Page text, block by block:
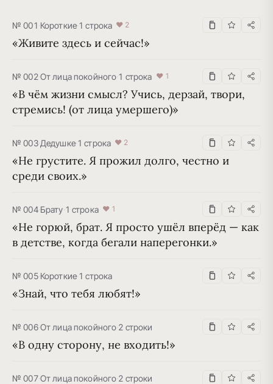
№ 001·Короткие·1 строка ♥ 2
«Живите здесь и сейчас!»
№ 002·От лица покойного·1 строка ♥ 1
«В чём жизни смысл? Учись, дерзай, твори,
стремись! (от лица умершего)»
№ 003·Дедушке·1 строка ♥ 2
«Не грустите. Я прожил долго, честно и
среди своих.»
№ 004·Брату·1 строка ♥ 1
«Не горюй, брат. Я просто ушёл вперёд — как
в детстве, когда бегали наперегонки.»
№ 005·Короткие·1 строка
«Знай, что тебя любят!»
№ 006·От лица покойного·2 строки
«В одну сторону, не входить!»
№ 007·От лица покойного·2 строки